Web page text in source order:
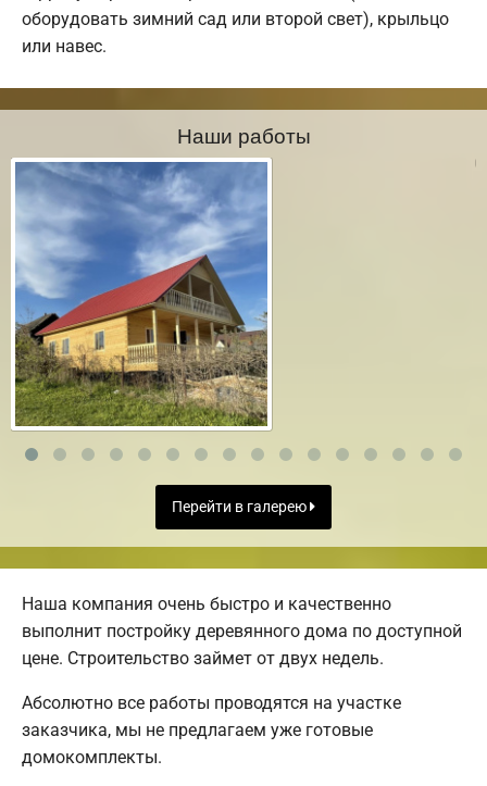
оборудовать зимний сад или второй свет), крыльцо
или навес.
Наши работы
Перейти в галерею
Наша компания очень быстро и качественно
выполнит постройку деревянного дома по доступной
цене. Строительство займет от двух недель.
Абсолютно все работы проводятся на участке
заказчика, мы не предлагаем уже готовые
домокомплекты.